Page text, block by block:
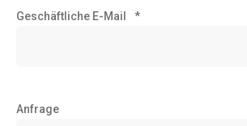
Geschäftliche E-Mail *
Anfrage